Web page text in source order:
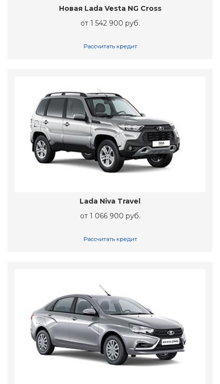
Новая Lada Vesta NG Cross
от 1 542 900 руб.
Рассчитать кредит
Lada Niva Travel
от 1 066 900 руб.
Рассчитать кредит